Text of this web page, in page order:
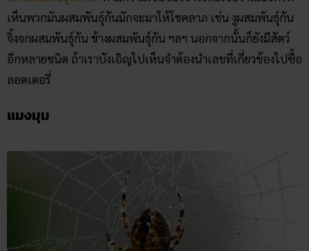
เห็นพวกมันผสมพันธุ์กันมักจะมาให้โชคลาภ เช่น งูผสมพันธุ์กัน
จิ้งจกผสมพันธุ์กัน ช้างผสมพันธุ์กัน ฯลฯ นอกจากนั้นก็ยังมีสัตว์
อีกหลายชนิด ถ้าเราบังเอิญไปเห็นจำต้องนำเลขที่เกี่ยวข้องไปซื้อ
ลอตเตอรี่
แมงมุม